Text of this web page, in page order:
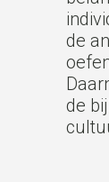
de
de